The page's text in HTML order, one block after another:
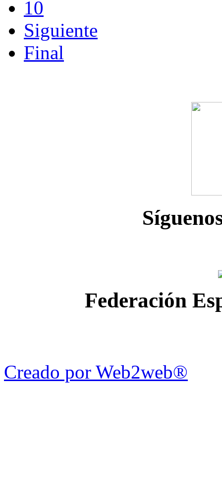
10
Siguiente
Final
Federación
Creado por Web2web®